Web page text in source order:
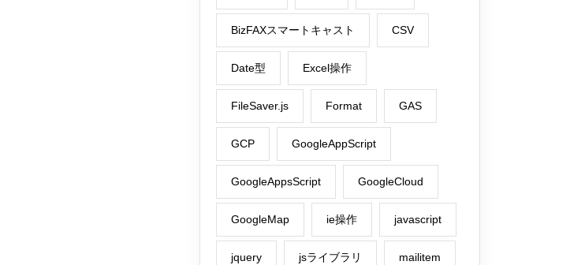
BizFAXスマートキャスト CSV
Date型 Excel操作
FileSaver.js Format GAS
GCP GoogleAppScript
GoogleAppsScript GoogleCloud
GoogleMap ie操作 javascript
jquery jsライブラリ mailitem